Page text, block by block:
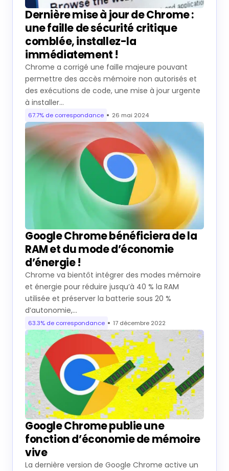
Dernière mise à jour de Chrome :
une faille de sécurité critique
comblée, installez-la
immédiatement !
Chrome a corrigé une faille majeure pouvant
permettre des accès mémoire non autorisés et
des exécutions de code, une mise à jour urgente
à installer…
67.7% de correspondance 26 mai 2024
Google Chrome bénéficiera de la
RAM et du mode d’économie
d’énergie !
Chrome va bientôt intégrer des modes mémoire
et énergie pour réduire jusqu’à 40 % la RAM
utilisée et préserver la batterie sous 20 %
d’autonomie,…
63.3% de correspondance 17 décembre 2022
Google Chrome publie une
fonction d’économie de mémoire
vive
La dernière version de Google Chrome active un